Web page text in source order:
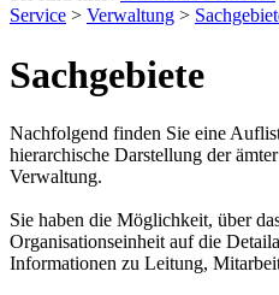
Service > Verwaltung >
Sachgebiete
Nachfolgend finden Sie eine
hierarchische Darstellung der
Verwaltung.
Sie haben die Möglichkeit, über
Organisationseinheit auf die
Informationen zu Leitung,